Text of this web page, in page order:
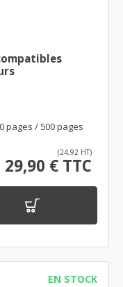
pages / 500 pages
(24,92 HT)
29,90 € TTC
EN STOCK